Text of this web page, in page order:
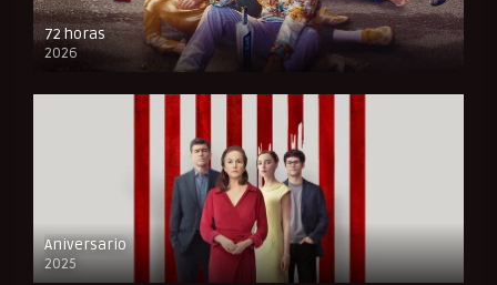
72 horas
2026
FULL HD
Aniversario
2025
FULL HD